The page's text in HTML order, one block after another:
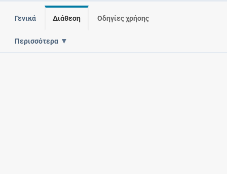
Γενικά Διάθεση Οδηγίες χρήσης
Περισσότερα